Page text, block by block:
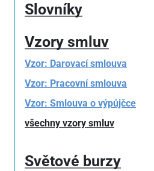
Slovníky
Vzory smluv
Vzor: Darovací smlouva
Vzor: Pracovní smlouva
Vzor: Smlouva o výpůjčce
všechny vzory smluv
Světové burzy